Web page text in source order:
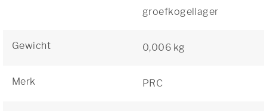
groefkogellager
Gewicht 0,006 kg
Merk PRC